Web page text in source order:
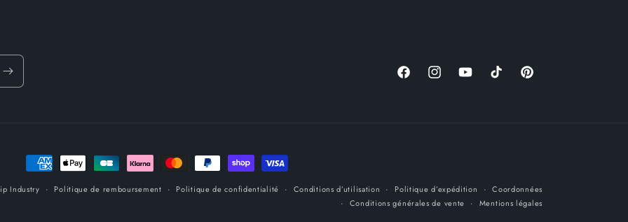
FacebookInstagramYouTubeTikTok Pinterest
Moyens
de
Industry Politique de remboursement Politique de confidentialité Conditions d’utilisation Politique d’expédition
Coordonnées
Conditions générales de vente
Mentions légales